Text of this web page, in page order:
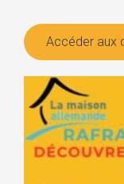
Accéder aux